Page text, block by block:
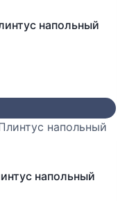
напольный
напольный